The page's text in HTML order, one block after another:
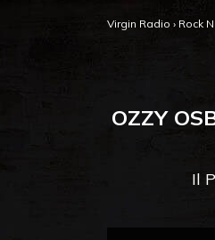
Virgin Radio › Rock
OZZY
Il